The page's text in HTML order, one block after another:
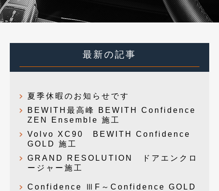
最新の記事
夏季休暇のお知らせです
BEWITH最高峰 BEWITH Confidence
ZEN Ensemble 施工
Volvo XC90 BEWITH Confidence
GOLD 施工
GRAND RESOLUTION ドアエンクロ
ージャー施工
Confidence ⅢF～Confidence GOLD